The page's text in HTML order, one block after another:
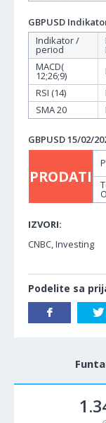
GBPUSD
Indikator /
period
MACD(
12;26;9)
RSI (14)
SMA 20
GBPUSD 15/02/
PRODATI
IZVORI:
CNBC, Investing
Podelite sa